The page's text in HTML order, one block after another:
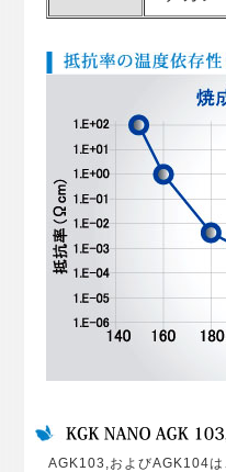
AGK103,およびAGK104は